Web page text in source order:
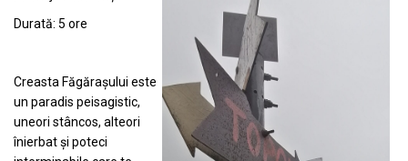
Durată: 5 ore
Creasta Făgărașului este
un paradis peisagistic,
uneori stâncos, alteori
înierbat și poteci